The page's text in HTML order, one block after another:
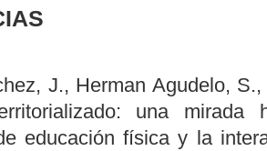
J., Herman Agudelo,
una
educación física y la